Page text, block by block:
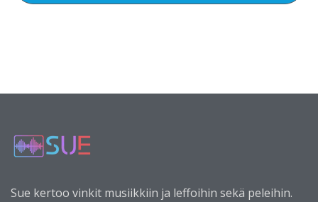
Sue kertoo vinkit musiikkiin ja leffoihin sekä peleihin.